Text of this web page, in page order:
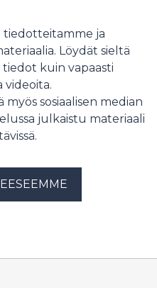
tiedotteitamme ja
Löydät sieltä
kuin vapaasti
videoita.
sosiaalisen median
julkaistu materiaali